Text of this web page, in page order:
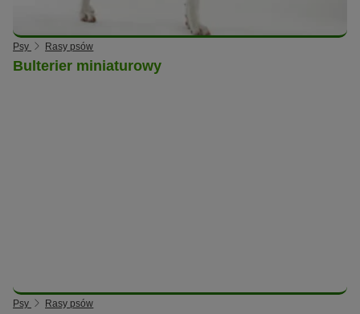
Psy Rasy psów
Bulterier miniaturowy
Psy Rasy psów